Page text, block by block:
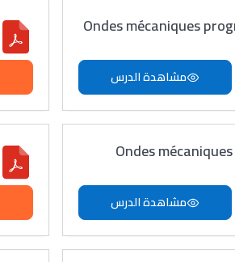
Ondes mécaniques
مشاهدة الدرس
Ondes
مشاهدة الدرس